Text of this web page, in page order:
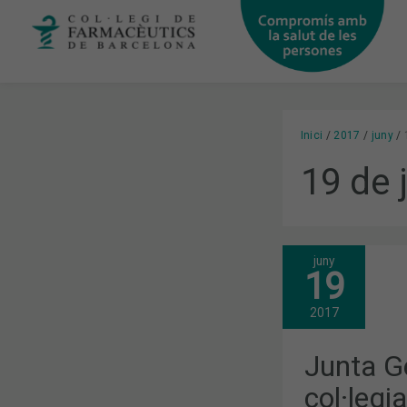
Inici 2017 juny
19 de
juny
19
2017
Junta
JUNTA
GENERAL
ORDINÀRIA:
ELS
COL·LEGIATS
LIQUIDACIÓ
DEL